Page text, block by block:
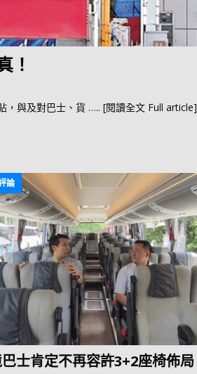
！
，與及對巴士、貨 ….. [閱讀全文 Full article]
論
士肯定不再容許3+2座椅佈局